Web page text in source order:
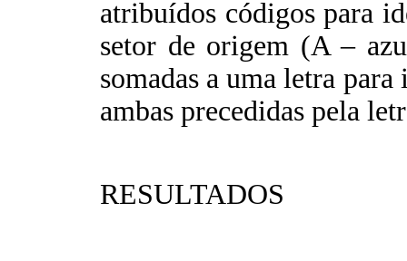
atribuídos códigos para
setor de origem (A –
somadas a uma letra
ambas precedidas pela
RESULTADOS